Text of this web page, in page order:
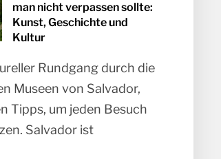
man nicht verpassen sollte:
Kunst, Geschichte und
Kultur
Rundgang durch die
Museen von Salvador,
Tipps, um jeden Besuch
Salvador ist